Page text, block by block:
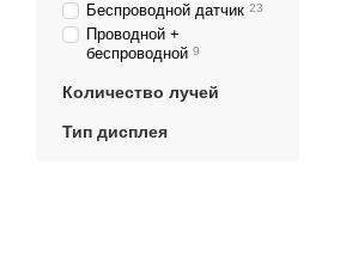
Беспроводной датчик 23
Проводной +
беспроводной 9
Количество лучей
Тип дисплея